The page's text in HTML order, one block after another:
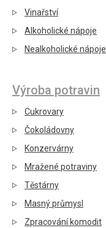
Vinařství
Alkoholické nápoje
Nealkoholické nápoje
Výroba potravin
Cukrovary
Čokoládovny
Konzervárny
Mražené potraviny
Těstárny
Masný průmysl
Zpracování komodit